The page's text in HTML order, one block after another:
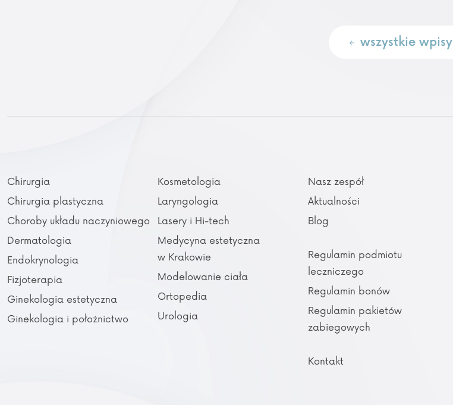
wszystkie wpisy
Chirurgia
Chirurgia plastyczna
Choroby układu naczyniowego
Dermatologia
Endokrynologia
Fizjoterapia
Ginekologia estetyczna
Ginekologia i położnictwo
Kosmetologia
Laryngologia
Lasery i Hi-tech
Medycyna estetyczna
w Krakowie
Modelowanie ciała
Ortopedia
Urologia
Nasz zespół
Aktualności
Blog
Regulamin podmiotu
leczniczego
Regulamin bonów
Regulamin pakietów
zabiegowych
Kontakt